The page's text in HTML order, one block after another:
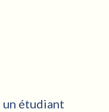
un étudiant